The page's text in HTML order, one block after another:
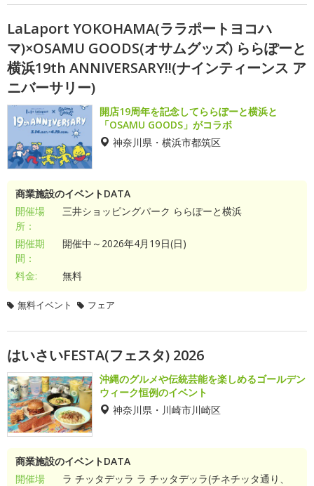
LaLaport YOKOHAMA(ララポートヨコハ
マ)×OSAMU GOODS(オサムグッズ) ららぽーと
横浜19th ANNIVERSARY!!(ナインティーンス ア
ニバーサリー)
開店19周年を記念してららぽーと横浜と
「OSAMU GOODS」がコラボ
神奈川県・横浜市都筑区
商業施設のイベントDATA
開催場
所：
三井ショッピングパーク ららぽーと横浜
開催期
間：
開催中～2026年4月19日(日)
料金: 無料
無料イベント フェア
はいさいFESTA(フェスタ) 2026
沖縄のグルメや伝統芸能を楽しめるゴールデン
ウィーク恒例のイベント
神奈川県・川崎市川崎区
商業施設のイベントDATA
開催場
ラ チッタデッラ ラ チッタデッラ(チネチッタ通り、